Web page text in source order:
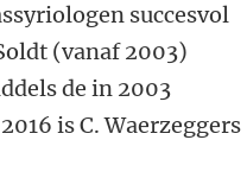
succesvol
(vanaf 2003)
de in 2003
is C. Waerzeggers